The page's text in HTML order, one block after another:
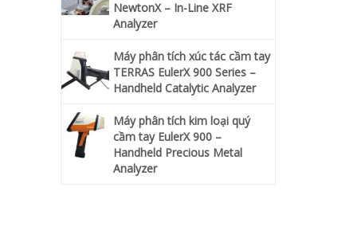
NewtonX – In-Line XRF
Analyzer
Máy phân tích xúc tác cầm tay
TERRAS EulerX 900 Series –
Handheld Catalytic Analyzer
Máy phân tích kim loại quý
cầm tay EulerX 900 –
Handheld Precious Metal
Analyzer